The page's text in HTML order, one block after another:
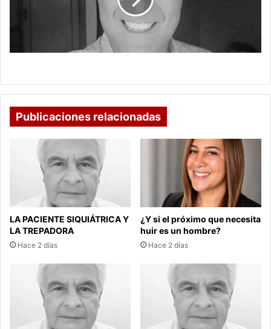
Publicaciones relacionadas
LA PACIENTE SIQUIÁTRICA Y
LA TREPADORA
Hace 2 días
¿Y si el próximo que necesita
huir es un hombre?
Hace 2 días